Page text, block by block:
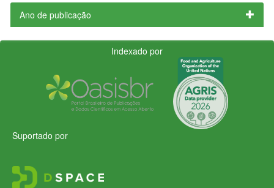
Ano de publicação
Indexado por
Suportado por